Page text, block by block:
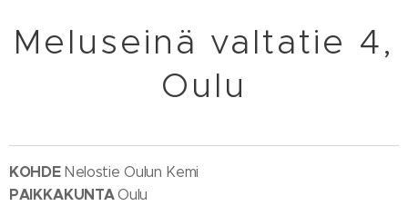
Meluseinä valtatie 4,
Oulu
KOHDE Nelostie Oulun Kemi
PAIKKAKUNTAOulu